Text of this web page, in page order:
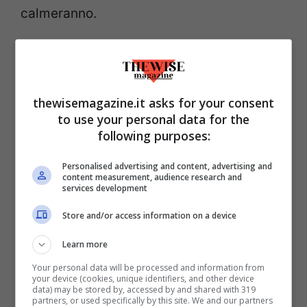
calmeranno.
L’Ariete apre questa classifica – Thewisemagazine.it
Anche ilLeone
classifica e si trova al second posto:
questo segno, infatti, sta passando un
thewisemagazine.it asks for your consent
to use your personal data for the
following purposes:
Personalised advertising and content, advertising and
content measurement, audience research and
services development
Store and/or access information on a device
Learn more
Your personal data will be processed and information from
your device (cookies, unique identifiers, and other device
data) may be stored by, accessed by and shared with 319
partners, or used specifically by this site. We and our partners